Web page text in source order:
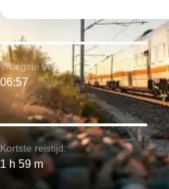
Kortste reistijd:
1 h 59 m
Vroegste vertrek:
06:57